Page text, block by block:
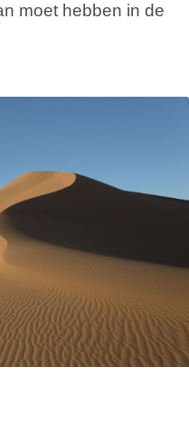
moet hebben in de